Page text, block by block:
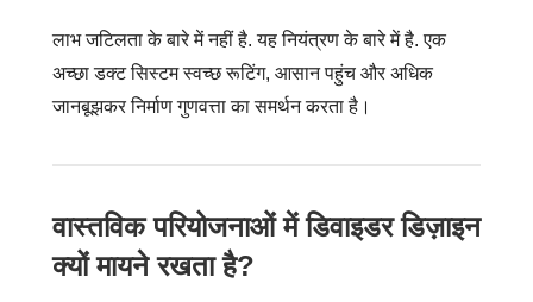
लाभ जटिलता के बारे में नहीं है. यह नियंत्रण के बारे में है. एक
अच्छा डक्ट सिस्टम स्वच्छ रूटिंग, आसान पहुंच और अधिक
जानबूझकर निर्माण गुणवत्ता का समर्थन करता है।
वास्तविक परियोजनाओं में डिवाइडर डिज़ाइन
क्यों मायने रखता है?